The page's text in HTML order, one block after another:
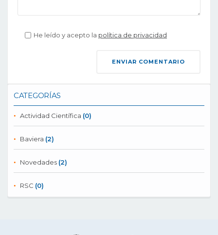
He leído y acepto la política de privacidad
CATEGORÍAS
Actividad Científica (0)
Baviera (2)
Novedades (2)
RSC (0)